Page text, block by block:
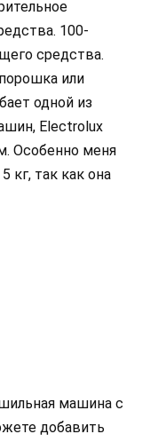
100-
средства.
или
одной из
Electrolux
Особенно меня
кг, так как она
машина с
добавить